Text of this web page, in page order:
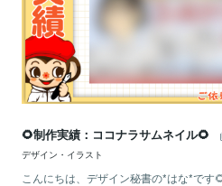
🌻制作実績：ココナラサムネイル🌻
デザイン・イラスト
こんにちは、デザイン秘書の*はな*です